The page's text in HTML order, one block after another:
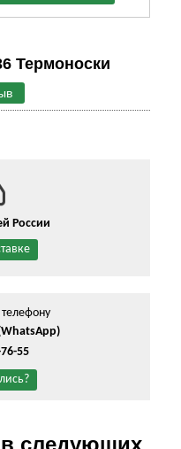
Термоноски
России
55
в следующих